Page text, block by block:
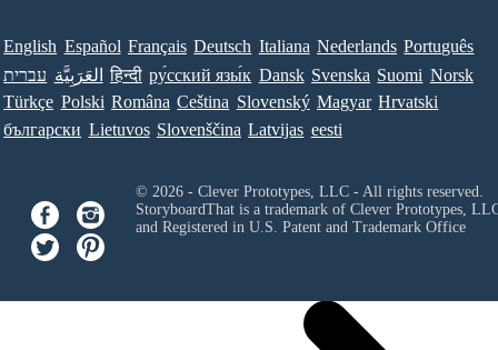
English Español Français Deutsch Italiana Nederlands Português
עברית العَرَبِيَّة हिन्दी ру́сский язы́к Dansk Svenska Suomi Norsk
Türkçe Polski Româna Ceština Slovenský Magyar Hrvatski
български Lietuvos Slovenščina Latvijas eesti
© 2026 - Clever Prototypes, LLC - All rights reserved.
StoryboardThat is a trademark of Clever Prototypes,
and Registered in U.S. Patent and Trademark Office